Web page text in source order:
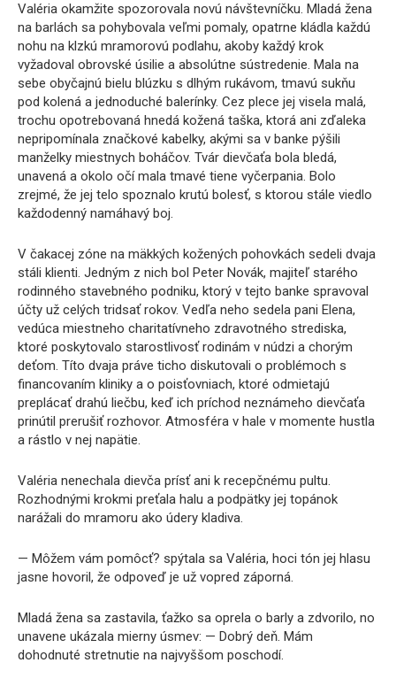
Valéria okamžite spozorovala novú návštevníčku. Mladá žena
na barlách sa pohybovala veľmi pomaly, opatrne kládla každú
nohu na klzkú mramorovú podlahu, akoby každý krok
vyžadoval obrovské úsilie a absolútne sústredenie. Mala na
sebe obyčajnú bielu blúzku s dlhým rukávom, tmavú sukňu
pod kolená a jednoduché balerínky. Cez plece jej visela malá,
trochu opotrebovaná hnedá kožená taška, ktorá ani zďaleka
nepripomínala značkové kabelky, akými sa v banke pýšili
manželky miestnych boháčov. Tvár dievčaťa bola bledá,
unavená a okolo očí mala tmavé tiene vyčerpania. Bolo
zrejmé, že jej telo spoznalo krutú bolesť, s ktorou stále viedlo
každodenný namáhavý boj.
V čakacej zóne na mäkkých kožených pohovkách sedeli dvaja
stáli klienti. Jedným z nich bol Peter Novák, majiteľ starého
rodinného stavebného podniku, ktorý v tejto banke spravoval
účty už celých tridsať rokov. Vedľa neho sedela pani Elena,
vedúca miestneho charitatívneho zdravotného strediska,
ktoré poskytovalo starostlivosť rodinám v núdzi a chorým
deťom. Títo dvaja práve ticho diskutovali o problémoch s
financovaním kliniky a o poisťovniach, ktoré odmietajú
preplácať drahú liečbu, keď ich príchod neznámeho dievčaťa
prinútil prerušiť rozhovor. Atmosféra v hale v momente hustla
a rástlo v nej napätie.
Valéria nenechala dievča prísť ani k recepčnému pultu.
Rozhodnými krokmi preťala halu a podpätky jej topánok
narážali do mramoru ako údery kladiva.
— Môžem vám pomôcť? spýtala sa Valéria, hoci tón jej hlasu
jasne hovoril, že odpoveď je už vopred záporná.
Mladá žena sa zastavila, ťažko sa oprela o barly a zdvorilo, no
unavene ukázala mierny úsmev: — Dobrý deň. Mám
dohodnuté stretnutie na najvyššom poschodí.